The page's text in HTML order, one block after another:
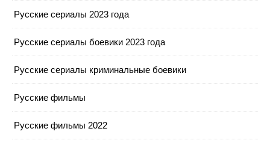
Русские сериалы 2023 года
Русские сериалы боевики 2023 года
Русские сериалы криминальные боевики
Русские фильмы
Русские фильмы 2022